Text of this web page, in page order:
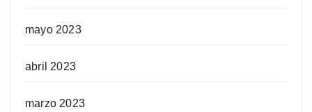
mayo 2023
abril 2023
marzo 2023